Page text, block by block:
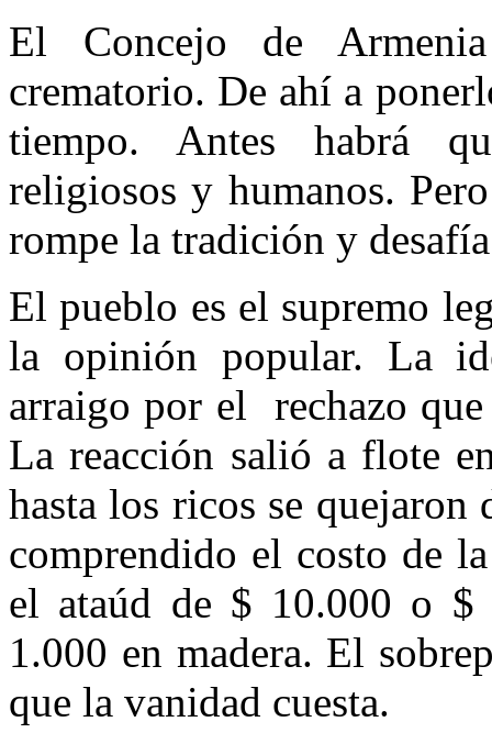
El Concejo de
crematorio. De ahí a
tiempo. Antes habrá
religiosos y humanos.
rompe la tradi­ción y
El pueblo es el supremo
la opinión popular. La
arraigo por el rechazo
La reacción salió a flote
hasta los ricos se quejaron
comprendido el costo de
el ataúd de $ 10.000 o $
1.000 en madera. El
que la vanidad cuesta.